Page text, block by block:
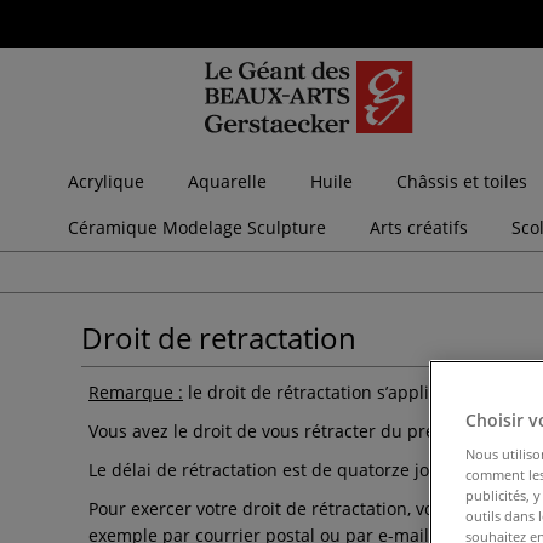
Acrylique Aquarelle Huile Châssis et toiles
Céramique Modelage Sculpture
Arts créatifs
Droit de retractation
Remarque : le droit de rétractation s’applique
Vous avez le droit de vous rétracter du présent contrat
Le délai de rétractation est de quatorze jours à
Pour exercer votre droit de rétractation, vous devez
exemple par courrier postal ou par e-mail) à l’adresse
Choisir
Nous
comment
publicités, y
outils dans
souhaitez